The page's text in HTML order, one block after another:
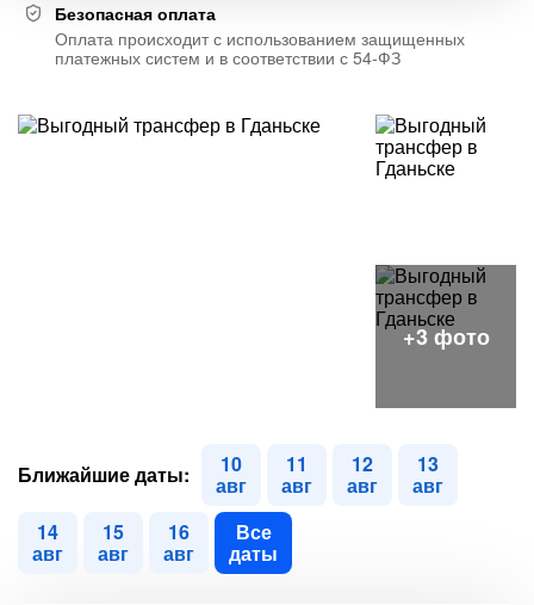
Безопасная оплата
Оплата происходит с использованием защищенных
платежных систем и в соответствии с 54-ФЗ
Ближайшие даты: 10
авг
11
авг
12
авг
13
авг
14
авг
15
авг
16
авг
Все
даты